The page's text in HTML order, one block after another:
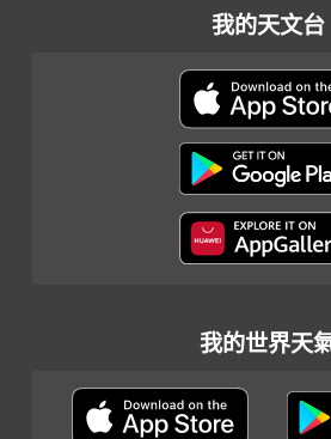
我的天文台
我的世界天